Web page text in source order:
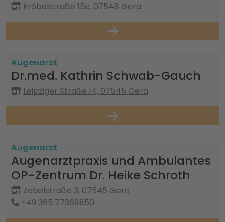
Fröbelstraße 15e, 07548 Gera
Augenarzt
Dr.med. Kathrin Schwab-Gauch
Leipziger Straße 14, 07545 Gera
Augenarzt
Augenarztpraxis und Ambulantes
OP-Zentrum Dr. Heike Schroth
Zabelstraße 3, 07545 Gera
+49 365 77368850